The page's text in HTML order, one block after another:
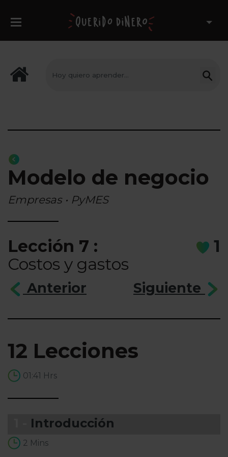
Modelo de negocio
Empresas • PyMES
Lección 7 :
Costos y gastos
1
Anterior Siguiente
12 Lecciones
01:41 Hrs
Introducción
2 Mins